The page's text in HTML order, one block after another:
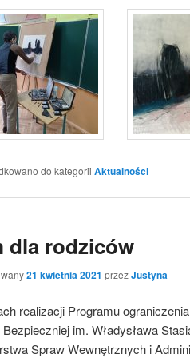
do kategorii Aktualności
dla rodziców
21 kwietnia 2021 przezJustyna
realizacji Programu
im. Władysława
Spraw Wewnętrznych i